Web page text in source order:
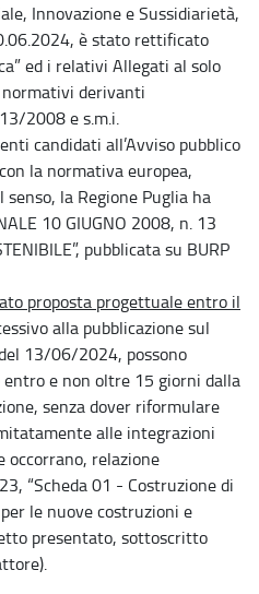
Innovazione e Sussidiarietà,
è stato rettificato
ed i relativi Allegati al solo
derivanti
2008 e s.m.i.
candidati all’Avviso pubblico
la normativa europea,
la Regione Puglia ha
10 GIUGNO 2008, n. 13
pubblicata su BURP
proposta progettuale entro il
alla pubblicazione sul
13/06/2024, possono
e non oltre 15 giorni dalla
senza dover riformulare
alle integrazioni
occorrano, relazione
“Scheda 01 - Costruzione di
le nuove costruzioni e
presentato, sottoscritto